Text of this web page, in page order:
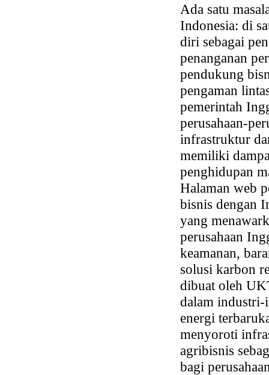
Ada satu
Indonesia: di
diri sebagai
penanganan
pendukung
pengaman
pemerintah
perusahaan-
infrastruktur
memiliki
penghidupan
Halaman web
bisnis dengan
yang
perusahaan
keamanan,
solusi karbon
dibuat oleh
dalam industri-
energi
menyoroti
agribisnis
bagi